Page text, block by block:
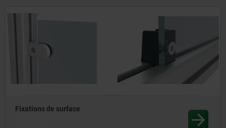
Fixations de surface